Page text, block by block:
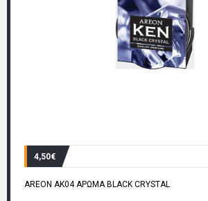
4,50€
AREON AK04 ΑΡΩΜΑ BLACK CRYSTAL